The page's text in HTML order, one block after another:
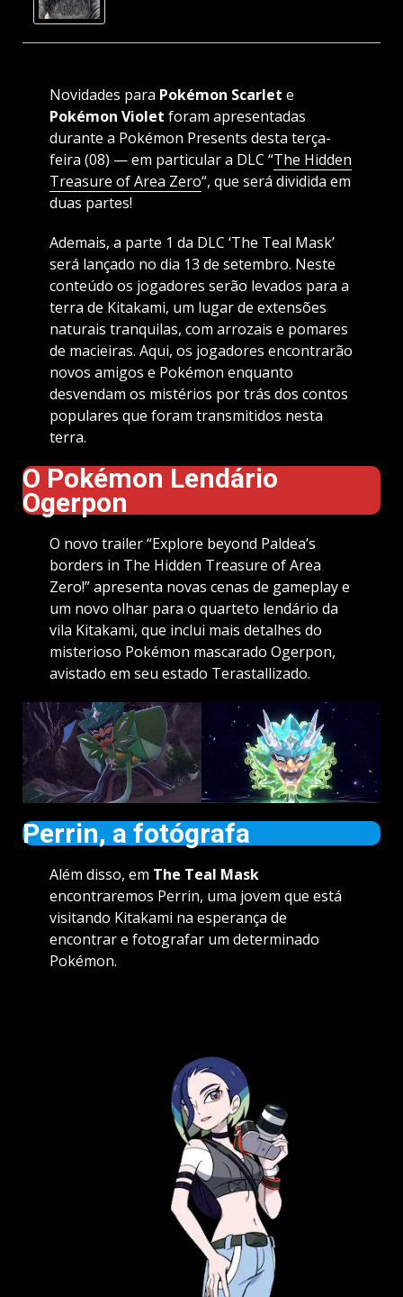
Novidades para Pokémon Scarlet e
Pokémon Violet foram apresentadas
durante a Pokémon Presents desta terça-
feira (08) — em particular a DLC “The Hidden
Treasure of Area Zero“, que será dividida em
duas partes!
Ademais, a parte 1 da DLC ‘The Teal Mask’
será lançado no dia 13 de setembro. Neste
conteúdo os jogadores serão levados para a
terra de Kitakami, um lugar de extensões
naturais tranquilas, com arrozais e pomares
de macieiras. Aqui, os jogadores encontrarão
novos amigos e Pokémon enquanto
desvendam os mistérios por trás dos contos
populares que foram transmitidos nesta
terra.
O Pokémon Lendário
Ogerpon
O novo trailer “Explore beyond Paldea’s
borders in The Hidden Treasure of Area
Zero!” apresenta novas cenas de gameplay e
um novo olhar para o quarteto lendário da
vila Kitakami, que inclui mais detalhes do
misterioso Pokémon mascarado Ogerpon,
avistado em seu estado Terastallizado.
Perrin, a fotógrafa
Além disso, em The Teal Mask
encontraremos Perrin, uma jovem que está
visitando Kitakami na esperança de
encontrar e fotografar um determinado
Pokémon.